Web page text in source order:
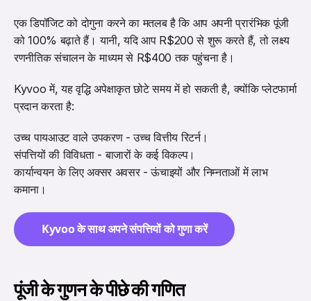
एक डिपॉजिट को दोगुना करने का मतलब है कि आप अपनी प्रारंभिक पूंजी
को 100% बढ़ाते हैं। यानी, यदि आप R$200 से शुरू करते हैं, तो लक्ष्य
रणनीतिक संचालन के माध्यम से R$400 तक पहुंचना है।
Kyvoo में, यह वृद्धि अपेक्षाकृत छोटे समय में हो सकती है, क्योंकि प्लेटफार्मा
प्रदान करता है:
उच्च पायआउट वाले उपकरण - उच्च वित्तीय रिटर्न।
संपत्तियों की विविधता - बाजारों के कई विकल्प।
कार्यान्वयन के लिए अक्सर अवसर - ऊंचाइयों और निम्नताओं में लाभ
कमाना।
Kyvoo के साथ अपने संपत्तियों को गुणा करें
पूंजी के गुणन के पीछे की गणित